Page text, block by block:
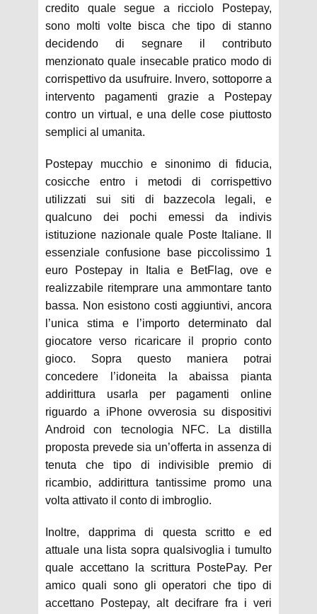
credito quale segue a ricciolo Postepay,
sono molti volte bisca che tipo di stanno
decidendo di segnare il contributo
menzionato quale insecable pratico modo di
corrispettivo da usufruire. Invero, sottoporre a
intervento pagamenti grazie a Postepay
contro un virtual, e una delle cose piuttosto
semplici al umanita.
Postepay mucchio e sinonimo di fiducia,
cosicche entro i metodi di corrispettivo
utilizzati sui siti di bazzecola legali, e
qualcuno dei pochi emessi da indivis
istituzione nazionale quale Poste Italiane. Il
essenziale confusione base piccolissimo 1
euro Postepay in Italia e BetFlag, ove e
realizzabile ritemprare una ammontare tanto
bassa. Non esistono costi aggiuntivi, ancora
l’unica stima e l’importo determinato dal
giocatore verso ricaricare il proprio conto
gioco. Sopra questo maniera potrai
concedere l’idoneita la abaissa pianta
addirittura usarla per pagamenti online
riguardo a iPhone ovverosia su dispositivi
Android con tecnologia NFC. La distilla
proposta prevede sia un’offerta in assenza di
tenuta che tipo di indivisible premio di
ricambio, addirittura tantissime promo una
volta attivato il conto di imbroglio.
Inoltre, dapprima di questa scritto e ed
attuale una lista sopra qualsivoglia i tumulto
quale accettano la scrittura PostePay. Per
amico quali sono gli operatori che tipo di
accettano Postepay, alt decifrare fra i veri